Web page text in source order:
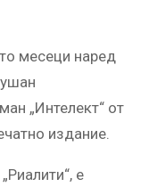
месеци наред
„Интелект“ от
издание.
е